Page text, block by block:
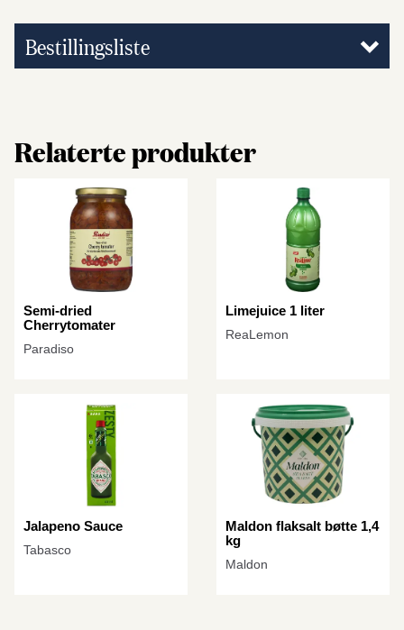
Bestillingsliste
Relaterte produkter
Semi-dried
Cherrytomater
Paradiso
Limejuice 1 liter
ReaLemon
Jalapeno Sauce
Tabasco
Maldon flaksalt bøtte 1,4
kg
Maldon